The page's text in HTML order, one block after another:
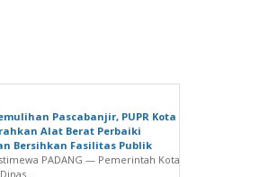
Pascabanjir, PUPR Kota
Alat Berat Perbaiki
Bersihkan Fasilitas Publik
PADANG — Pemerintah Kota